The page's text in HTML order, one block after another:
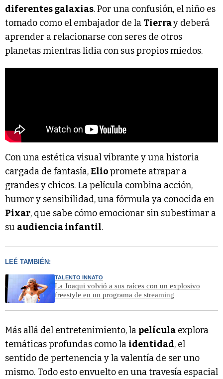
diferentes galaxias. Por una confusión, el niño es
tomado como el embajador de la Tierray deberá
aprender a relacionarse con seres de otros
planetas mientras lidia con sus propios miedos.
Con una estética visual vibrante y una historia
cargada de fantasía,Eliopromete atrapar a
grandes y chicos. La película combina acción,
humor y sensibilidad, una fórmula ya conocida en
Pixar, que sabe cómo emocionar sin subestimar a
su audiencia infantil.
LEÉ TAMBIÉN:
TALENTO INNATO
La Joaqui volvió a sus raíces con un explosivo
freestyle en un programa de streaming
Más allá del entretenimiento, la película explora
temáticas profundas como la identidad, el
sentido de pertenencia y la valentía de ser uno
mismo. Todo esto envuelto en una travesía espacial